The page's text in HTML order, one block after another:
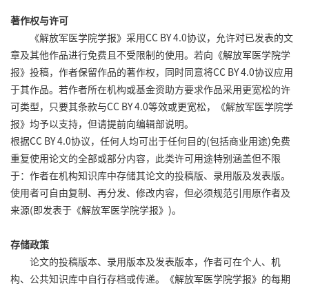
著作权与许可
《解放军医学院学报》采用CC BY 4.0协议，允许对已发表的文
章及其他作品进行免费且不受限制的使用。若向《解放军医学院学
报》投稿，作者保留作品的著作权，同时同意将CC BY 4.0协议应用
于其作品。若作者所在机构或基金资助方要求作品采用更宽松的许
可类型，只要其条款与CC BY 4.0等效或更宽松，《解放军医学院学
报》均予以支持，但请提前向编辑部说明。
根据CC BY 4.0协议，任何人均可出于任何目的(包括商业用途)免费
重复使用论文的全部或部分内容，此类许可用途特别涵盖但不限
于：作者在机构知识库中存储其论文的投稿版、录用版及发表版。
使用者可自由复制、再分发、修改内容，但必须规范引用原作者及
来源(即发表于《解放军医学院学报》)。
存储政策
论文的投稿版本、录用版本及发表版本，作者可在个人、机
构、公共知识库中自行存档或传递。《解放军医学院学报》的每期